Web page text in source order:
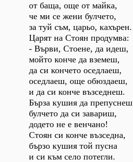
от баща, още от майка,
че ми се жени булчето,
за туй съм, царьо, кахърен.
Царят на Стоян продумва:
- Върви, Стоене, да идеш,
мойто конче да вземеш,
да си кончето оседлаеш,
оседлаеш, още обюздаеш,
и да си конче възседнеш.
Бърза кушия да
булчето да си завариш,
додето не е венчано!
Стоян си конче възседна,
бързо кушия той пусна
и си към село потегли.